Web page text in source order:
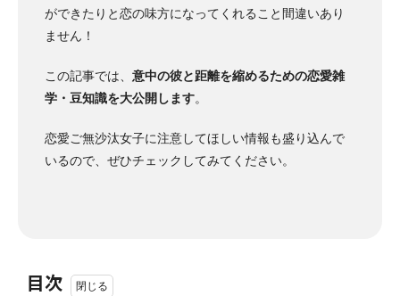
ができたりと恋の味方になってくれること間違いあり
ません！
この記事では、 意中の彼と距離を縮めるための恋愛雑
学・豆知識を大公開します。
恋愛ご無沙汰女子に注意してほしい情報も盛り込んで
いるので、ぜひチェックしてみてください。
目次